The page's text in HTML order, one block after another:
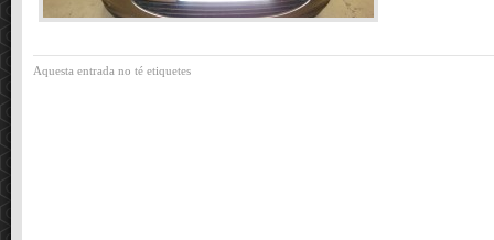
Aquesta entrada no té etiquetes